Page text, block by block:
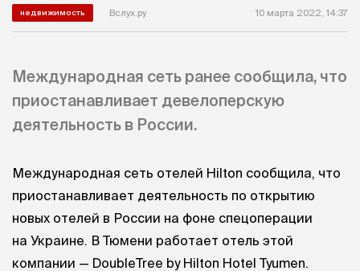
недвижимость Вслух.ру 10 марта 2022, 14:37
Международная сеть ранее сообщила, что
приостанавливает девелоперскую
деятельность в России.
Международная сеть отелей Hilton сообщила, что
приостанавливает деятельность по открытию
новых отелей в России на фоне спецоперации
на Украине. В Тюмени работает отель этой
компании — DoubleTree by Hilton Hotel Tyumen.